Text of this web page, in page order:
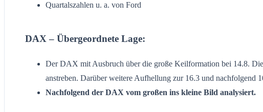
Quartalszahlen u. a. von Ford
DAX – Übergeordnete Lage:
Der DAX mit Ausbruch über die große Keilformation bei 14.8.
anstreben. Darüber weitere Aufhellung zur 16.3 und nachfolgend
Nachfolgend der DAX vom großen ins kleine Bild analysiert.